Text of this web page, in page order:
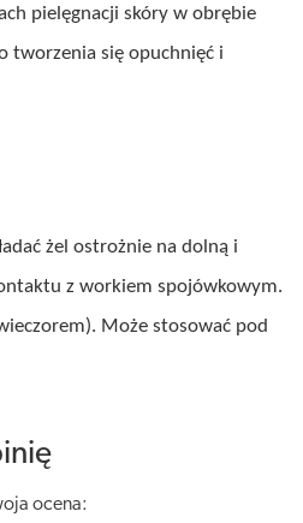
pielęgnacji skóry w obrębie
tworzenia się opuchnięć i
żel ostrożnie na dolną i
z workiem spojówkowym.
Może stosować pod
ocena: